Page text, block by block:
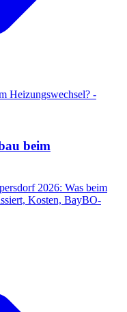
beim
2026: Was beim
Kosten, BayBO-